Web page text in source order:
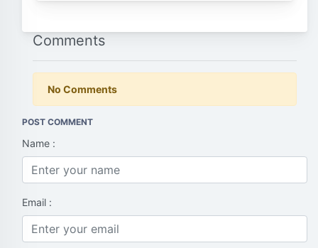
Comments
No Comments
POST COMMENT
Name :
Email :